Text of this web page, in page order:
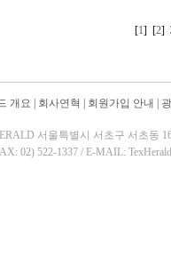
[1] [2]
개요 회사연혁 회원가입 안내
서울특별시 서초구 서초동
02) 522-1337 / E-MAIL: